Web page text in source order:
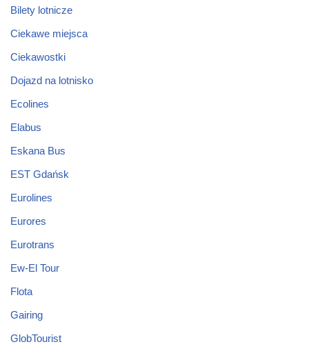
Bilety lotnicze
Ciekawe miejsca
Ciekawostki
Dojazd na lotnisko
Ecolines
Elabus
Eskana Bus
EST Gdańsk
Eurolines
Eurores
Eurotrans
Ew-El Tour
Flota
Gairing
GlobTourist